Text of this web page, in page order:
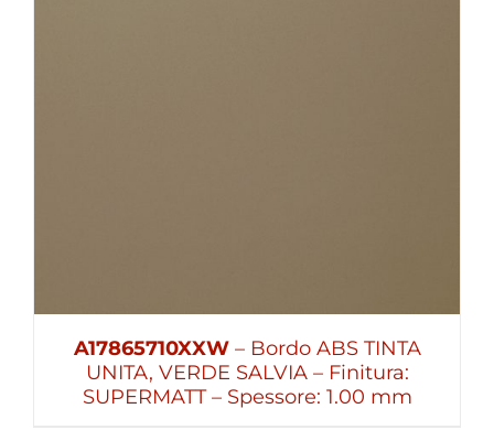
A17865710XXW– Bordo ABS TINTA
UNITA, VERDE SALVIA – Finitura:
SUPERMATT – Spessore: 1.00 mm